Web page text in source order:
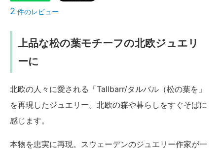
2 件のレビュー
上品な松の葉モチーフの北欧ジュエリ
ーに
北欧の人々に愛される「Tallbarr/タルバル（松の葉を」
を再現したジュエリー。北欧の森や暮らしをすぐそばに
感じます。
本物を忠実に再現。スウェーデンのジュエリー作家が一